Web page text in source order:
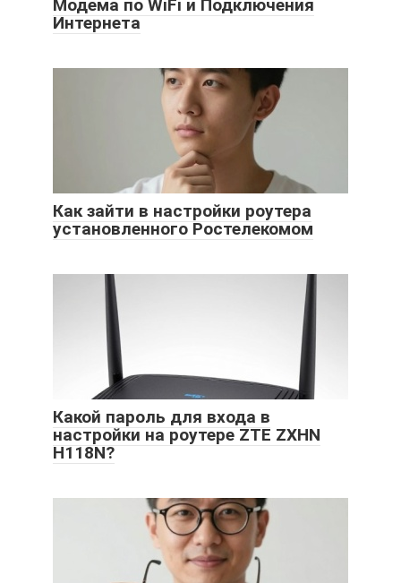
Модема по WiFi и Подключения
Интернета
Как зайти в настройки роутера
установленного Ростелекомом
Какой пароль для входа в
настройки на роутере ZTE ZXHN
H118N?